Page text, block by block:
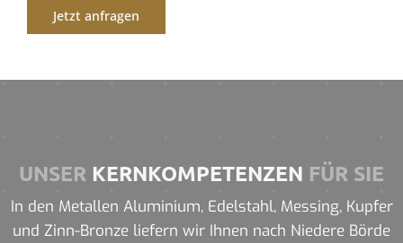
Jetzt anfragen
UNSER KERNKOMPETENZEN FÜR SIE
In den Metallen Aluminium, Edelstahl, Messing, Kupfer
und Zinn-Bronze liefern wir Ihnen nach Niedere Börde